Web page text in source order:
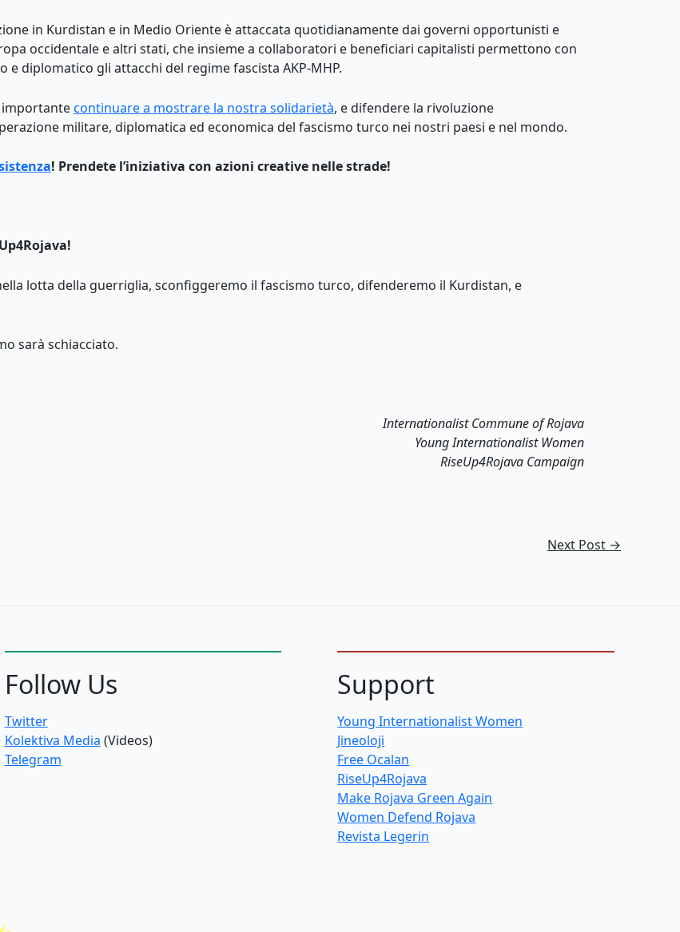
in Kurdistan e in Medio Oriente è attaccata quotidianamente dai governi opportunisti e
occidentale e altri stati, che insieme a collaboratori e beneficiari capitalisti permettono con
diplomatico gli attacchi del regime fascista AKP-MHP.
importantecontinuare a mostrare la nostra solidarietà, e difendere la rivoluzione
militare, diplomatica ed economica del fascismo turco nei nostri paesi e nel mondo.
! Prendete l’iniziativa con azioni creative nelle strade!
lotta della guerriglia, sconfiggeremo il fascismo turco, difenderemo il Kurdistan, e
sarà schiacciato.
Internationalist Commune of Rojava
Young Internationalist Women
RiseUp4Rojava Campaign
Next Post →
Follow Us
Twitter
Kolektiva Media (Videos)
Telegram
Support
Young Internationalist Women
Jineoloji
Free Ocalan
RiseUp4Rojava
Make Rojava Green Again
Women Defend Rojava
Revista Legerin